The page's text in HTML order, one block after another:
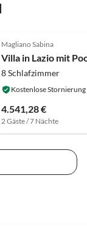
Magliano Sabina
8 Schlafzimmer
Kostenlose Stornierung
4.541,28 €
2 Gäste / 7 Nächte